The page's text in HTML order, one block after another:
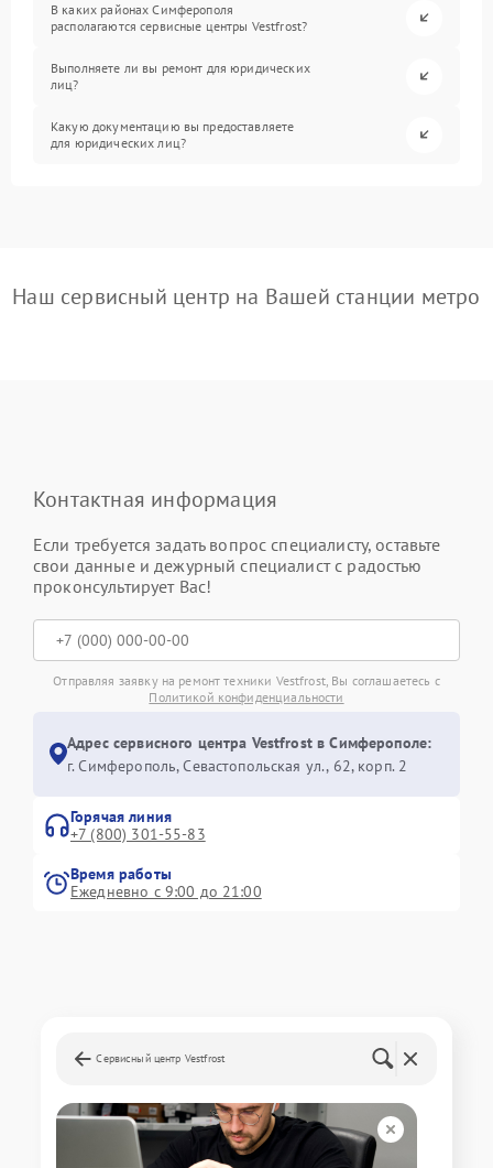
В каких районах Симферополя
располагаются сервисные центры Vestfrost?
Выполняете ли вы ремонт для юридических
лиц?
Какую документацию вы предоставляете
для юридических лиц?
Наш сервисный центр на Вашей станции метро
Контактная информация
Если требуется задать вопрос специалисту, оставьте
свои данные и дежурный специалист с радостью
проконсультирует Вас!
Отправляя заявку на ремонт техники Vestfrost, Вы соглашаетесь с
Политикой конфиденциальности
Адрес сервисного центра Vestfrost в Симферополе:
г. Симферополь, Севастопольская ул., 62, корп. 2
Горячая линия
+7 (800) 301-55-83
Время работы
Ежедневно с 9:00 до 21:00
Сервисный центр Vestfrost